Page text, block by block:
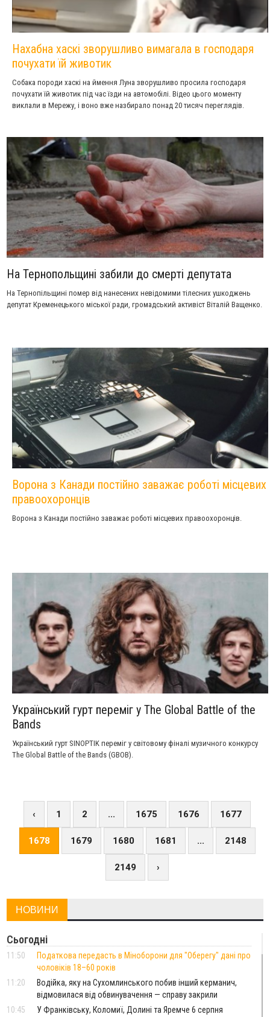
Нахабна хаскі зворушливо вимагала в господаря
почухати їй животик
Собака породи хаскі на ймення Луна зворушливо просила господаря
почухати їй животик під час їзди на автомобілі. Відео цього моменту
виклали в Мережу, і воно вже назбирало понад 20 тисяч переглядів.
На Тернопольщині забили до смерті депутата
На Тернопільщині помер від нанесених невідомими тілесних ушкоджень
депутат Кременецького міської ради, громадський активіст Віталій Ващенко.
Ворона з Канади постійно заважає роботі місцевих
правоохоронців
Ворона з Канади постійно заважає роботі місцевих правоохоронців.
Український гурт переміг у The Global Battle of the
Bands
Український гурт SINOPTIK переміг у світовому фіналі музичного конкурсу
The Global Battle of the Bands (GBOB).
‹ 1 2 ... 1675 1676 1677
1678 1679 1680 1681 ... 2148
2149 ›
НОВИНИ
Сьогодні
11:50
Податкова передасть в Міноборони для "Оберегу" дані про
чоловіків 18–60 років
11:20
Водійка, яку на Сухомлинського побив інший керманич,
відмовилася від обвинувачення — справу закрили
10:45
У Франківську, Коломиї, Долині та Яремче 6 серпня